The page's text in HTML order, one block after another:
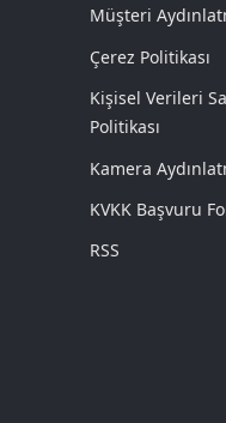
Müşteri
Çerez Politikası
Kişisel Verileri
Politikası
Kamera
KVKK Başvuru
RSS